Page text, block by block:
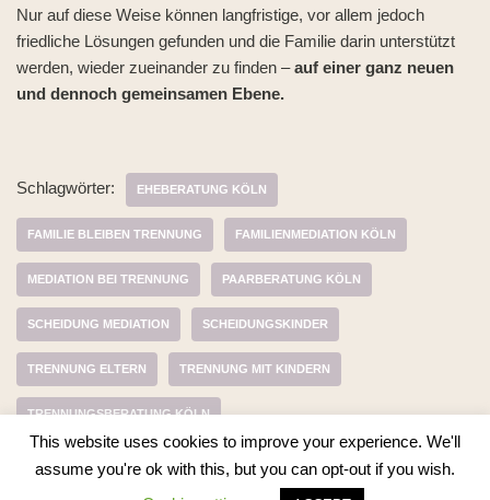
Nur auf diese Weise können langfristige, vor allem jedoch
friedliche Lösungen gefunden und die Familie darin unterstützt
werden, wieder zueinander zu finden –auf einer ganz neuen
und dennoch gemeinsamen Ebene.
Schlagwörter: EHEBERATUNG KÖLN
FAMILIE BLEIBEN TRENNUNG FAMILIENMEDIATION KÖLN
MEDIATION BEI TRENNUNG PAARBERATUNG KÖLN
SCHEIDUNG MEDIATION SCHEIDUNGSKINDER
TRENNUNG ELTERN TRENNUNG MIT KINDERN
TRENNUNGSBERATUNG KÖLN
This website uses cookies to improve your experience. We'll
assume you're ok with this, but you can opt-out if you wish.